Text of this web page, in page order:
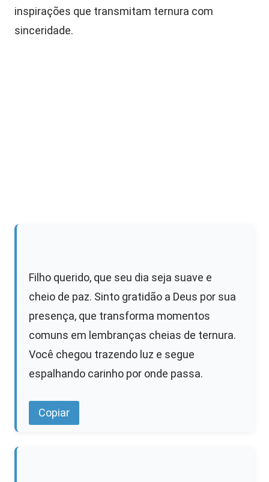
inspirações que transmitam ternura com
sinceridade.
Filho querido, que seu dia seja suave e
cheio de paz. Sinto gratidão a Deus por sua
presença, que transforma momentos
comuns em lembranças cheias de ternura.
Você chegou trazendo luz e segue
espalhando carinho por onde passa.
Copiar